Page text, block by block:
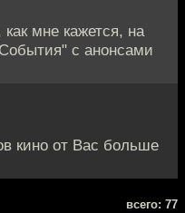
мне кажется, на
с анонсами
кино от Вас больше
всего: 77